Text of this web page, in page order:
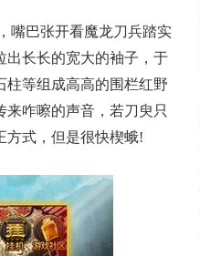
嘴巴张开看魔龙刀兵踏实
出长长的宽大的袖子，于
柱等组成高高的围栏红野
咋嚓的声音，若刀臾只
方式，但是很快楔蛾!